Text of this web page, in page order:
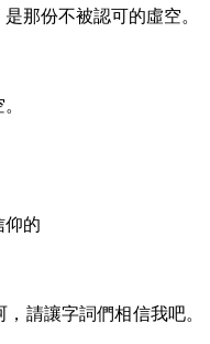
那份不被認可的虛空。
仰的
請讓字詞們相信我吧。